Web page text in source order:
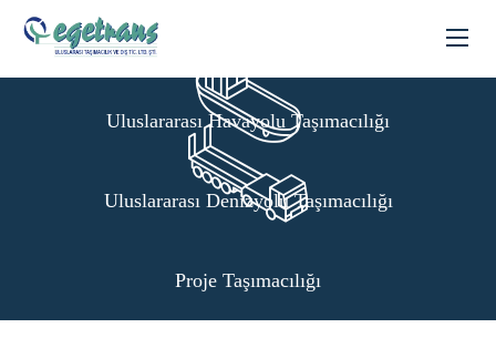
Uluslararası Karayolu Taşımacılığı
Uluslararası Havayolu Taşımacılığı
Uluslararası Denizyolu Taşımacılığı
Proje Taşımacılığı